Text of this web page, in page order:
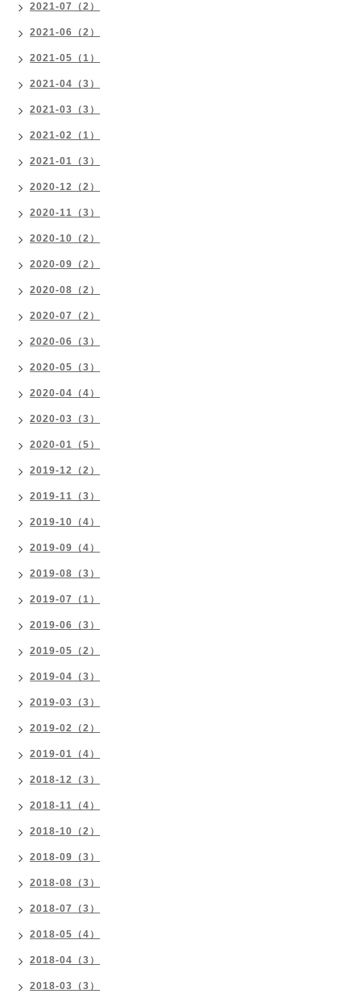
2021-07（2）
2021-06（2）
2021-05（1）
2021-04（3）
2021-03（3）
2021-02（1）
2021-01（3）
2020-12（2）
2020-11（3）
2020-10（2）
2020-09（2）
2020-08（2）
2020-07（2）
2020-06（3）
2020-05（3）
2020-04（4）
2020-03（3）
2020-01（5）
2019-12（2）
2019-11（3）
2019-10（4）
2019-09（4）
2019-08（3）
2019-07（1）
2019-06（3）
2019-05（2）
2019-04（3）
2019-03（3）
2019-02（2）
2019-01（4）
2018-12（3）
2018-11（4）
2018-10（2）
2018-09（3）
2018-08（3）
2018-07（3）
2018-05（4）
2018-04（3）
2018-03（3）